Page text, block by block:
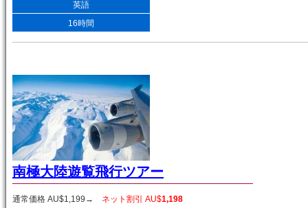
英語
16時間
南極大陸遊覧飛行ツアー
通常価格 AU$1,199 → ネット割引 AU$1,198